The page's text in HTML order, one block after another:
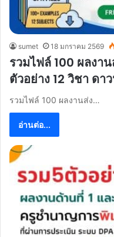
sumet 18 มกราคม 2569
รวมไฟล์ 100 ผลงา
ตัวอย่าง 12 วิชา ดา
รวมไฟล์ 100 ผลงานส่ง…
อ่านต่อ...